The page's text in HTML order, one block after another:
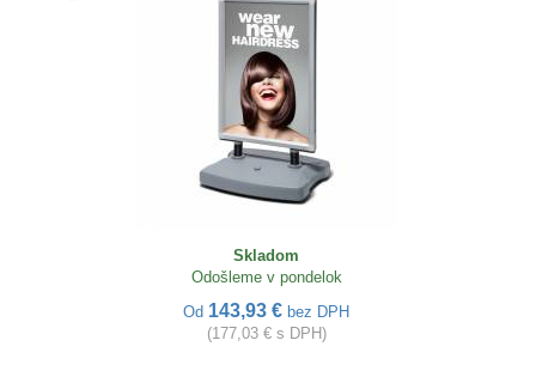
Skladom
Odošleme v pondelok
Od 143,93 € bez DPH
(177,03 € s DPH)